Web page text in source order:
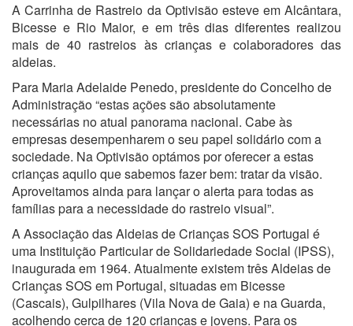
A Carrinha de Rastreio da Optivisão esteve em Alcântara,
Bicesse e Rio Maior, e em três dias diferentes realizou
mais de 40 rastreios às crianças e colaboradores das
aldeias.
Para Maria Adelaide Penedo, presidente do Concelho de
Administração “estas ações são absolutamente
necessárias no atual panorama nacional. Cabe às
empresas desempenharem o seu papel solidário com a
sociedade. Na Optivisão optámos por oferecer a estas
crianças aquilo que sabemos fazer bem: tratar da visão.
Aproveitamos ainda para lançar o alerta para todas as
famílias para a necessidade do rastreio visual”.
A Associação das Aldeias de Crianças SOS Portugal é
uma Instituição Particular de Solidariedade Social (IPSS),
inaugurada em 1964. Atualmente existem três Aldeias de
Crianças SOS em Portugal, situadas em Bicesse
(Cascais), Gulpilhares (Vila Nova de Gaia) e na Guarda,
acolhendo cerca de 120 crianças e jovens. Para os